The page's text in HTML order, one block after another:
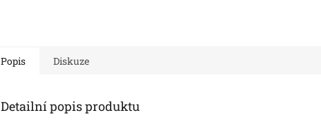
Popis Diskuze
Detailní popis produktu